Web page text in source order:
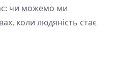
чи можемо ми
коли людяність стає